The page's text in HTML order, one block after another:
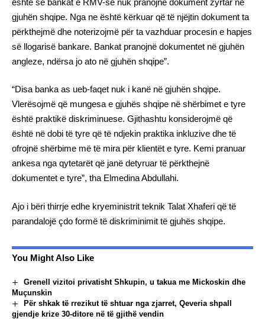
gjuhën shqipe. Nga ne është kërkuar që të njëjtin dokument ta
përkthejmë dhe noterizojmë për ta vazhduar procesin e hapjes
së llogarisë bankare. Bankat pranojnë dokumentet në gjuhën
angleze, ndërsa jo ato në gjuhën shqipe”.
“Disa banka as ueb-faqet nuk i kanë në gjuhën shqipe.
Vlerësojmë që mungesa e gjuhës shqipe në shërbimet e tyre
është praktikë diskriminuese. Gjithashtu konsiderojmë që
është në dobi të tyre që të ndjekin praktika inkluzive dhe të
ofrojnë shërbime më të mira për klientët e tyre. Kemi pranuar
ankesa nga qytetarët që janë detyruar të përkthejnë
dokumentet e tyre”, tha Elmedina Abdullahi.
Ajo i bëri thirrje edhe kryeministrit teknik Talat Xhaferi që të
parandalojë çdo formë të diskriminimit të gjuhës shqipe.
You Might Also Like
Grenell vizitoi privatisht Shkupin, u takua me Mickoskin dhe
Muçunskin
Për shkak të rrezikut të shtuar nga zjarret, Qeveria shpall
gjendje krize 30-ditore në të gjithë vendin